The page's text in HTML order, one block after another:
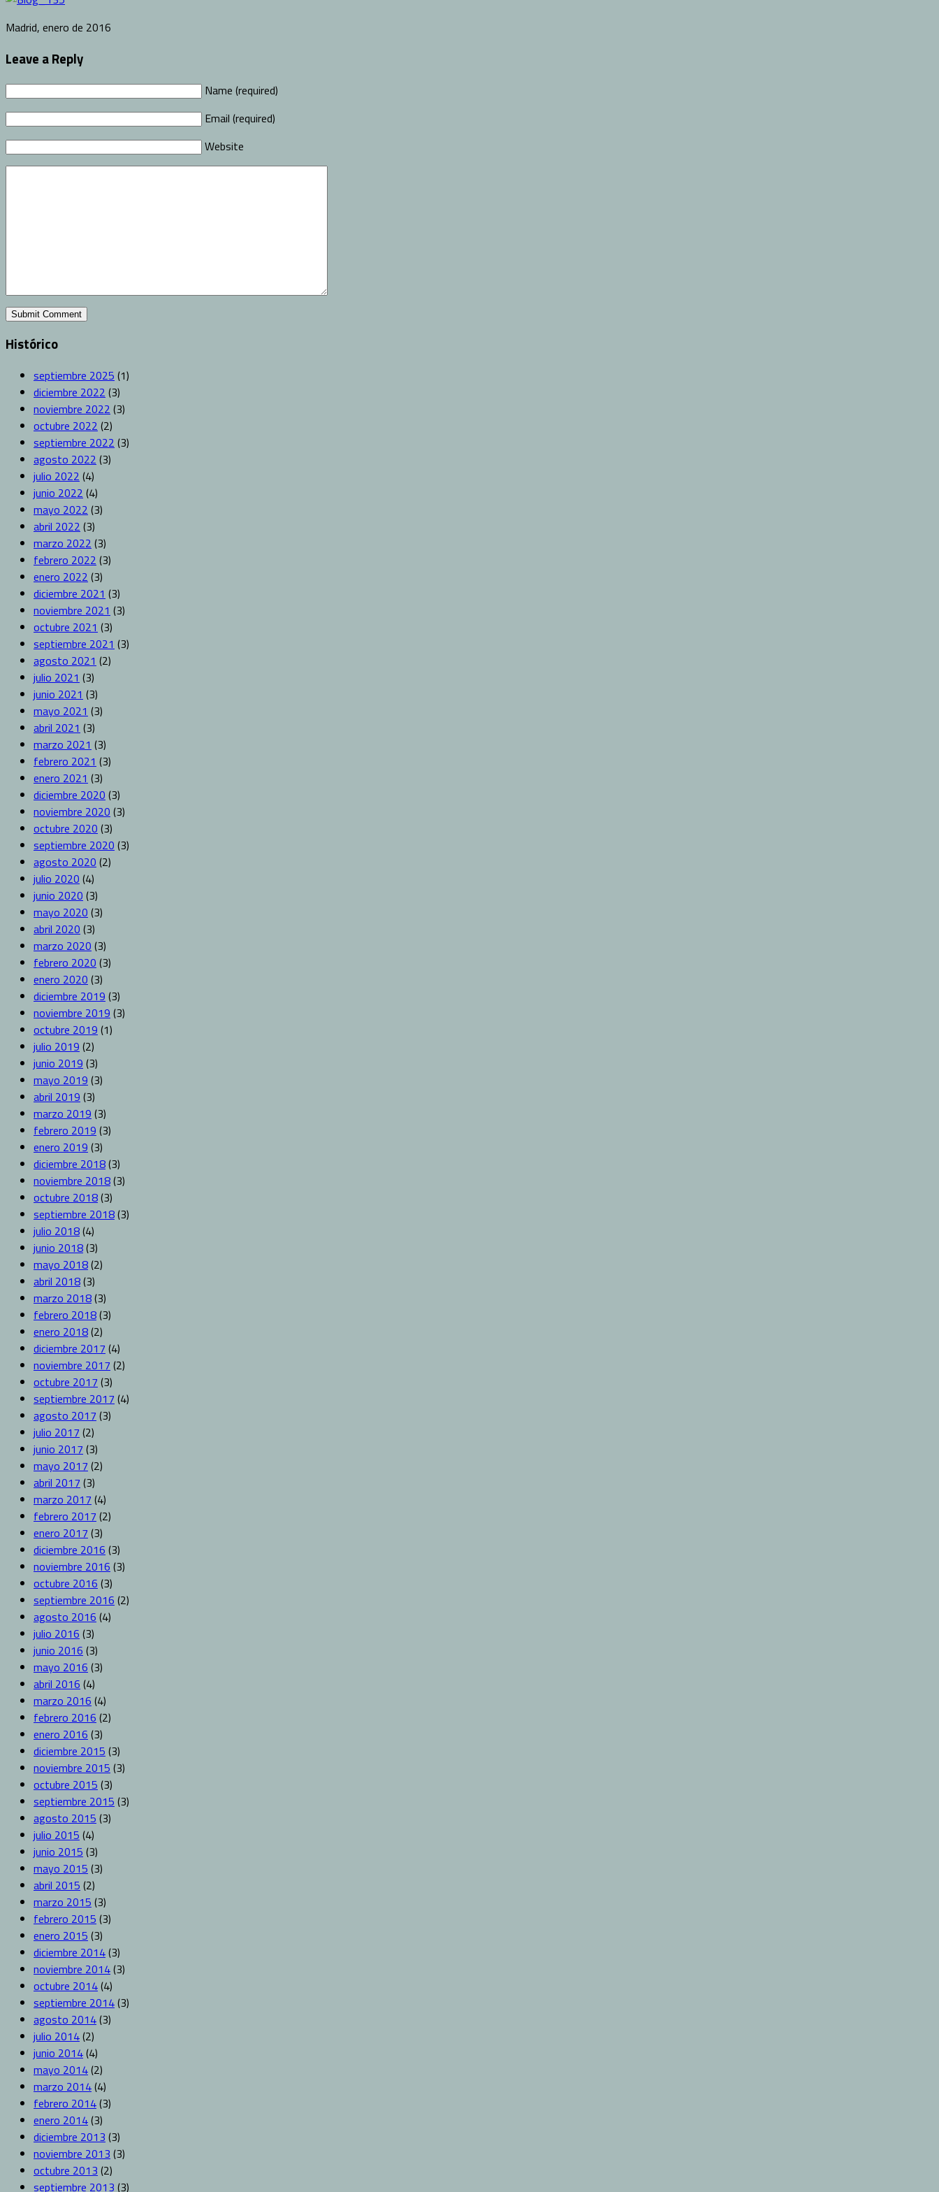
Madrid, enero de 2016
Leave a Reply
Name (required)
Email (required)
Website
Histórico
septiembre 2025 (1)
diciembre 2022 (3)
noviembre 2022 (3)
octubre 2022 (2)
septiembre 2022 (3)
agosto 2022 (3)
julio 2022 (4)
junio 2022 (4)
mayo 2022 (3)
abril 2022 (3)
marzo 2022 (3)
febrero 2022 (3)
enero 2022 (3)
diciembre 2021 (3)
noviembre 2021 (3)
octubre 2021 (3)
septiembre 2021 (3)
agosto 2021 (2)
julio 2021 (3)
junio 2021 (3)
mayo 2021 (3)
abril 2021 (3)
marzo 2021 (3)
febrero 2021 (3)
enero 2021 (3)
diciembre 2020 (3)
noviembre 2020 (3)
octubre 2020 (3)
septiembre 2020 (3)
agosto 2020 (2)
julio 2020 (4)
junio 2020 (3)
mayo 2020 (3)
abril 2020 (3)
marzo 2020 (3)
febrero 2020 (3)
enero 2020 (3)
diciembre 2019 (3)
noviembre 2019 (3)
octubre 2019 (1)
julio 2019 (2)
junio 2019 (3)
mayo 2019 (3)
abril 2019 (3)
marzo 2019 (3)
febrero 2019 (3)
enero 2019 (3)
diciembre 2018(3)
noviembre 2018(3)
octubre 2018(3)
septiembre 2018(3)
julio 2018(4)
junio 2018(3)
mayo 2018(2)
abril 2018(3)
marzo 2018(3)
febrero 2018(3)
enero 2018(2)
diciembre 2017 (4)
noviembre 2017 (2)
octubre 2017 (3)
septiembre 2017 (4)
agosto 2017 (3)
julio 2017 (2)
junio 2017 (3)
mayo 2017 (2)
abril 2017 (3)
marzo 2017 (4)
febrero 2017 (2)
enero 2017 (3)
diciembre 2016 (3)
noviembre 2016 (3)
octubre 2016 (3)
septiembre 2016 (2)
agosto 2016 (4)
julio 2016 (3)
junio 2016 (3)
mayo 2016 (3)
abril 2016 (4)
marzo 2016 (4)
febrero 2016 (2)
enero 2016 (3)
diciembre 2015 (3)
noviembre 2015 (3)
octubre 2015 (3)
septiembre 2015 (3)
agosto 2015 (3)
julio 2015 (4)
junio 2015 (3)
mayo 2015 (3)
abril 2015 (2)
marzo 2015 (3)
febrero 2015 (3)
enero 2015 (3)
diciembre 2014(3)
noviembre 2014(3)
octubre 2014(4)
septiembre 2014(3)
agosto 2014(3)
julio 2014(2)
junio 2014(4)
mayo 2014(2)
marzo 2014(4)
febrero 2014(3)
enero 2014(3)
diciembre 2013 (3)
noviembre 2013 (3)
octubre 2013 (2)
septiembre 2013 (3)